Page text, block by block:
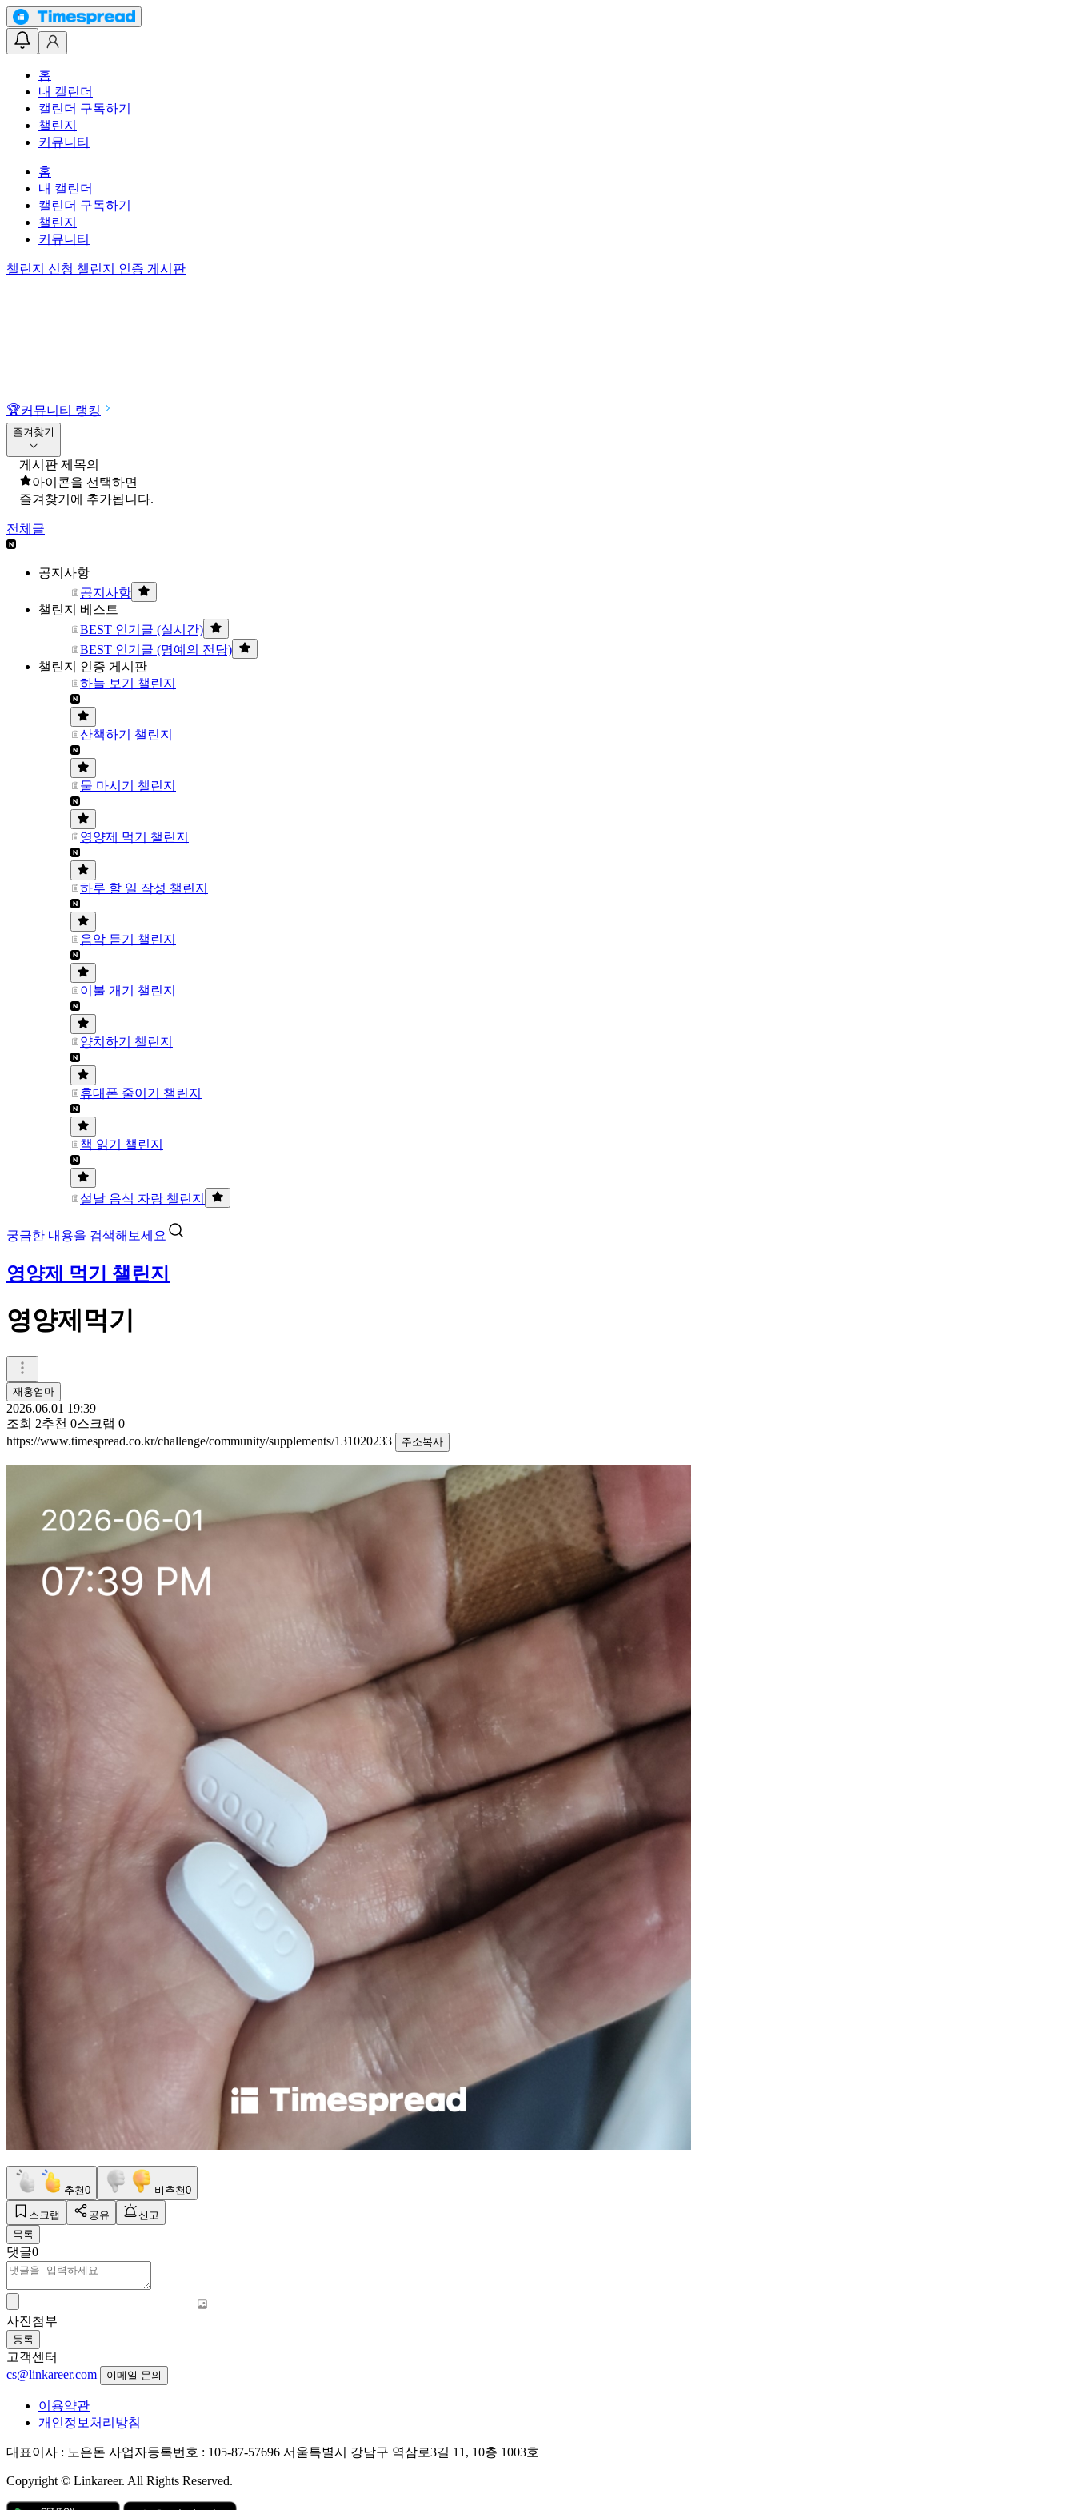
홈
내 캘린더
캘린더 구독하기
챌린지
커뮤니티
홈
내 캘린더
캘린더 구독하기
챌린지
커뮤니티
챌린지 신청 챌린지 인증 게시판
🏆커뮤니티 랭킹
즐겨찾기
게시판 제목의
아이콘을 선택하면
즐겨찾기에 추가됩니다.
전체글
공지사항
공지사항
챌린지 베스트
BEST 인기글 (실시간)
BEST 인기글 (명예의 전당)
챌린지 인증 게시판
하늘 보기 챌린지
산책하기 챌린지
물 마시기 챌린지
영양제 먹기 챌린지
하루 할 일 작성 챌린지
음악 듣기 챌린지
이불 개기 챌린지
양치하기 챌린지
휴대폰 줄이기 챌린지
책 읽기 챌린지
설날 음식 자랑 챌린지
궁금한 내용을 검색해보세요
영양제 먹기 챌린지
영양제먹기
재홍엄마
2026.06.01 19:39
조회 2추천 0스크랩 0
https://www.timespread.co.kr/challenge/community/supplements/131020233
주소복사
추천0 비추천0
스크랩 공유
신고
목록
댓글0
사진첨부
등록
고객센터
cs@linkareer.com
이메일 문의
이용약관
개인정보처리방침
대표이사 : 노은돈 사업자등록번호 : 105-87-57696 서울특별시 강남구 역삼로3길 11, 10층 1003호
Copyright © Linkareer. All Rights Reserved.